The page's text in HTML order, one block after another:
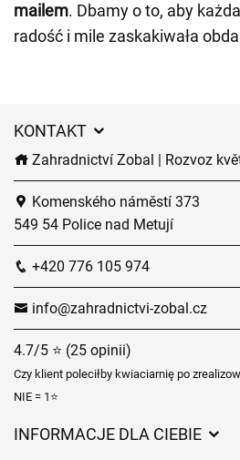
mailem. Dbamy o to, aby
radość i mile zaskakiwała
KONTAKT
Zahradnictví Zobal | Rozvoz
Komenského náměstí 373
549 54 Police nad Metují
+420 776 105 974
info@zahradnictvi-zobal.cz
4.7/5 ⭐ (25 opinii)
Czy klient poleciłby kwiaciarnię po
NIE = 1⭐
INFORMACJE DLA CIEBIE